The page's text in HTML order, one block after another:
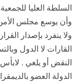
السلطة العليا
وأن يوسع مجلس الأمن
ولا ينفرد بإصدار
القارات لا الدول
النقض أو يلغي .
الدولة العضو